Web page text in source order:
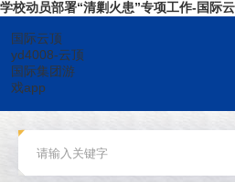
学校动员部署“清剿火患”专项工作-国际
国际云顶
yd4008-云顶
国际集团游
戏app